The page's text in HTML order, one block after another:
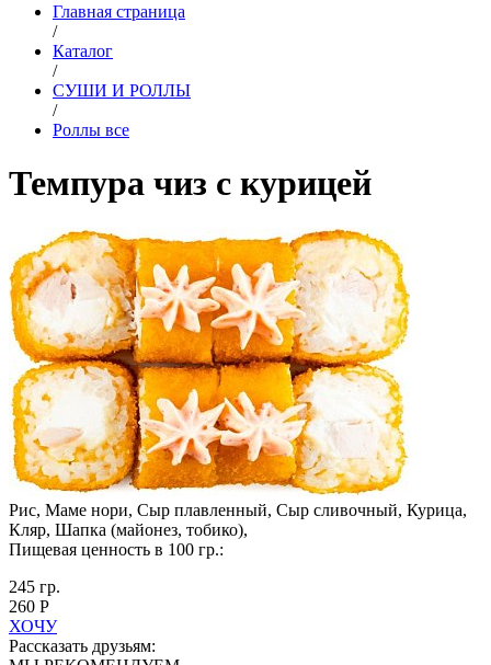
Главная страница
/
Каталог
/
СУШИ И РОЛЛЫ
/
Роллы все
Темпура чиз с курицей
Рис, Маме нори, Сыр плавленный, Сыр сливочный, Курица,
Кляр, Шапка (майонез, тобико),
Пищевая ценность в 100 гр.:
245 гр.
260 Р
ХОЧУ
Рассказать друзьям: